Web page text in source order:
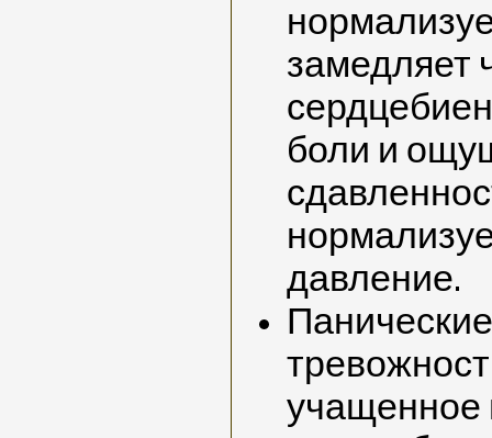
замедляет
боли и
давление.
учащенное